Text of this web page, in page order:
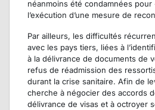
néanmoins été condamnées pour
l’exécution d’une mesure de
Par ailleurs, les difficultés
avec les pays tiers, liées à
à la délivrance de documents de
refus de réadmission des
durant la crise sanitaire. Afin de
cherche à négocier des accords
délivrance de visas et à octroyer